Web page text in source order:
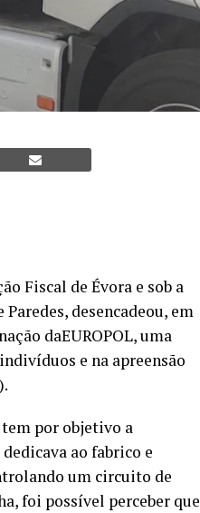
Fiscal de Évora e sob a
desencadeou, em
daEUROPOL, uma
e na apreensão
por objetivo a
ao fabrico e
um circuito de
foi possível perceber que